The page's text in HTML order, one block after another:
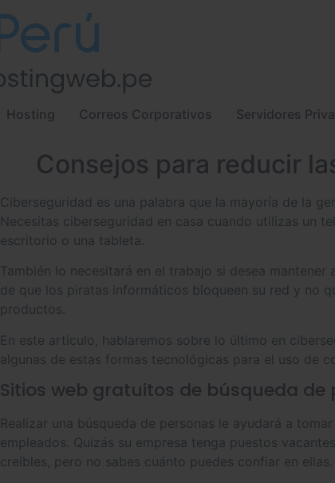
Hosting Correos Corporativos Servidores
Consejos para reducir
Ciberseguridad es una palabra que la mayoría de la
Necesitas ciberseguridad en casa cuando utilizas un
escritorio o una tableta.
También lo necesitará en el trabajo si desea
de que los piratas informáticos bloqueen su red y no
productos.
En este artículo, hablaremos sobre lo último en
algunas de estas formas tecnológicas para el uso de
Sitios web gratuitos de búsqueda de
Realizar una búsqueda de personas le ayudará a
empleados. Quizás su empresa tenga puestos
creíbles, pero no sabes cuánto puedes confiar en ellas.